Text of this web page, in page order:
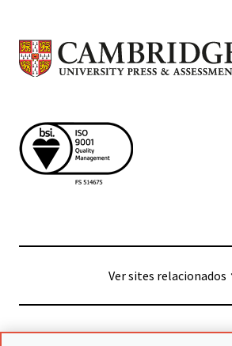
Ver sites relacionados